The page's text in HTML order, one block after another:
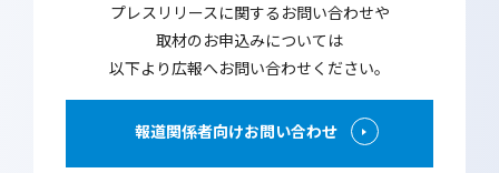
プレスリリースに関するお問い合わせや
取材のお申込みについては
以下より広報へお問い合わせください。
報道関係者向けお問い合わせ